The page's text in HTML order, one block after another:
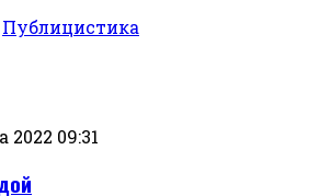
Публицистика
2022 09:31